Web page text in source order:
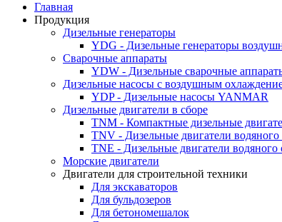
Главная
Продукция
Дизельные генераторы
YDG - Дизельные генераторы
Cварочные аппараты
YDW - Дизельные сварочные
Дизельные насосы с воздушным
YDP - Дизельные насосы YANMAR
Дизельные двигатели в сборе
TNM - Компактные дизельные
TNV - Дизельные двигатели
TNE - Дизельные двигатели водяного
Морские двигатели
Двигатели для строительной техники
Для экскаваторов
Для бульдозеров
Для бетономешалок